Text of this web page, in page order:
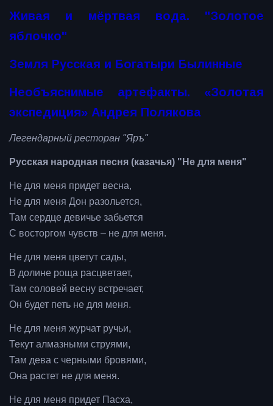
Живая и мёртвая вода. "Золотое
яблочко"
Земля Русская и Богатыри Былинные
Необъяснимые артефакты. «Золотая
экспедиция» Андрея Полякова
Легендарный ресторан "Яръ"
Русская народная песня (казачья) "Не для меня"
Не для меня придет весна,
Не для меня Дон разольется,
Там сердце девичье забьется
С восторгом чувств – не для меня.
Не для меня цветут сады,
В долине роща расцветает,
Там соловей весну встречает,
Он будет петь не для меня.
Не для меня журчат ручьи,
Текут алмазными струями,
Там дева с черными бровями,
Она растет не для меня.
Не для меня придет Пасха,